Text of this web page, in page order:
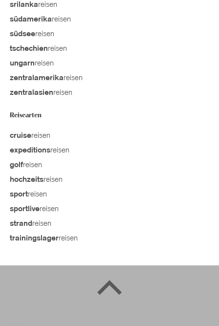
srilankareisen
südamerikareisen
südseereisen
tschechienreisen
ungarnreisen
zentralamerikareisen
zentralasienreisen
Reisearten
cruisereisen
expeditionsreisen
golfreisen
hochzeitsreisen
sportreisen
sportlivereisen
strand reisen
trainingslagerreisen